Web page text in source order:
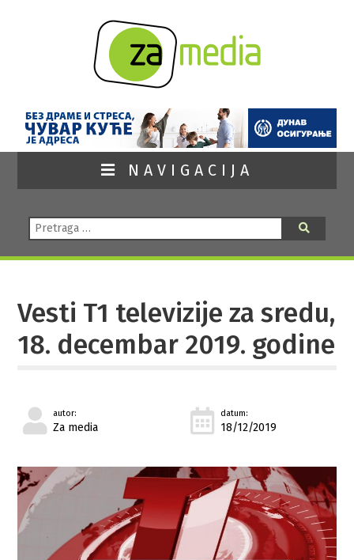
NAVIGACIJA
Pretraga:
Vesti T1 televizije za sredu,
18. decembar 2019. godine
autor:
Za media
datum:
18/12/2019